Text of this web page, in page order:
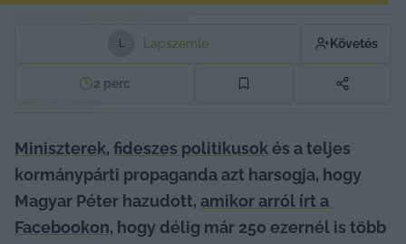
L Lapszemle Követés
2 perc
Miniszterek, fideszes politikusok és a teljes
kormánypárti propaganda azt harsogja, hogy
Magyar Péter hazudott, amikor arról írt a
Facebookon, hogy délig már 250 ezernél is több